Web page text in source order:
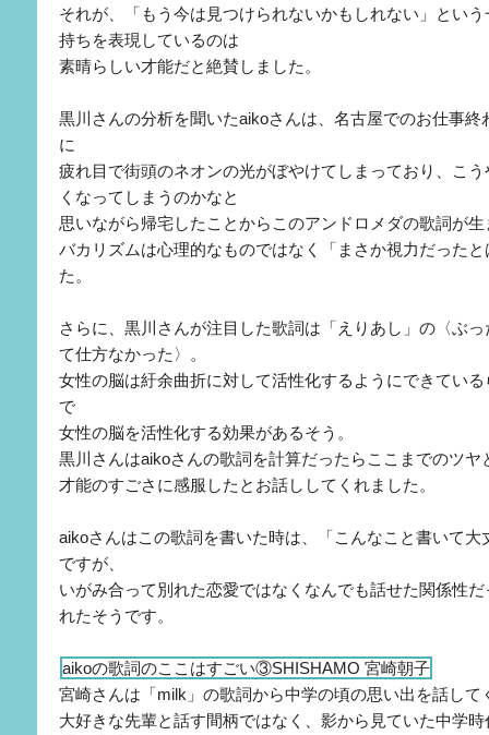
それが、「もう今は見つけられないかもしれない」とい
持ちを表現しているのは
素晴らしい才能だと絶賛しました。
黒川さんの分析を聞いたaikoさんは、名古屋でのお仕事終
に
疲れ目で街頭のネオンの光がぼやけてしまっており、こ
くなってしまうのかなと
思いながら帰宅したことからこのアンドロメダの歌詞が
バカリズムは心理的なものではなく「まさか視力だった
た。
さらに、黒川さんが注目した歌詞は「えりあし」の〈ぶ
て仕方なかった〉。
女性の脳は紆余曲折に対して活性化するようにできてい
で
女性の脳を活性化する効果があるそう。
黒川さんはaikoさんの歌詞を計算だったらここまでのツヤ
才能のすごさに感服したとお話ししてくれました。
aikoさんはこの歌詞を書いた時は、「こんなこと書いて大
ですが、
いがみ合って別れた恋愛ではなくなんでも話せた関係性
れたそうです。
aikoの歌詞のここはすごい③SHISHAMO 宮崎朝子
宮崎さんは「milk」の歌詞から中学の頃の思い出を話して
大好きな先輩と話す間柄ではなく、影から見ていた中学